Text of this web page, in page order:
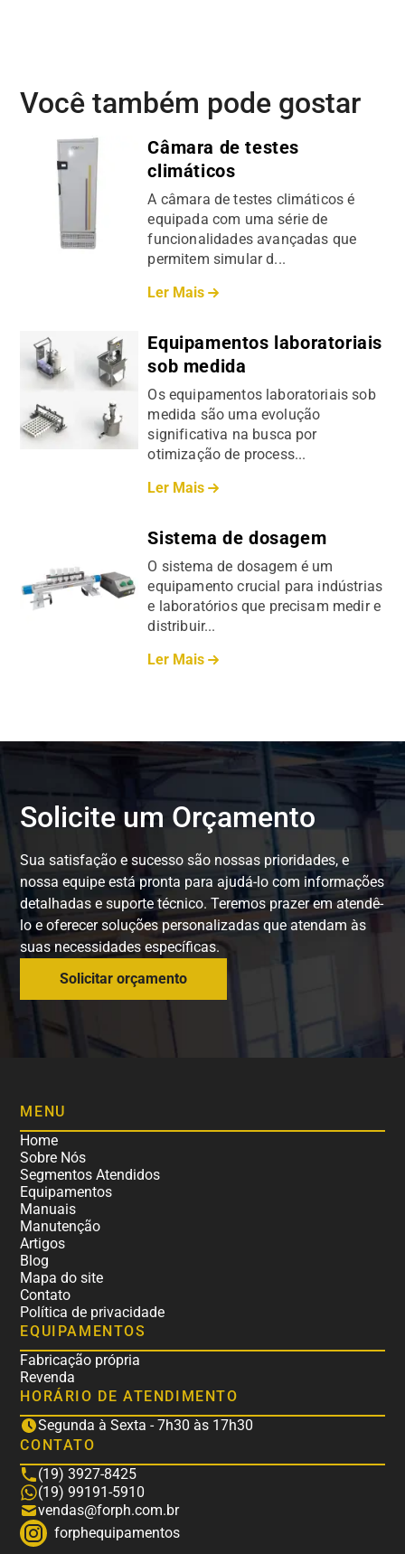
Você também pode gostar
Câmara de testes
climáticos
A câmara de testes climáticos é
equipada com uma série de
funcionalidades avançadas que
permitem simular d...
Ler Mais
Equipamentos laboratoriais
sob medida
Os equipamentos laboratoriais sob
medida são uma evolução
significativa na busca por
otimização de process...
Ler Mais
Sistema de dosagem
O sistema de dosagem é um
equipamento crucial para indústrias
e laboratórios que precisam medir e
distribuir...
Ler Mais
Solicite um Orçamento
Sua satisfação e sucesso são nossas prioridades, e
nossa equipe está pronta para ajudá-lo com informações
detalhadas e suporte técnico. Teremos prazer em atendê-
lo e oferecer soluções personalizadas que atendam às
suas necessidades específicas.
Solicitar orçamento
MENU
Home
Sobre Nós
Segmentos Atendidos
Equipamentos
Manuais
Manutenção
Artigos
Blog
Mapa do site
Contato
Política de privacidade
EQUIPAMENTOS
Fabricação própria
Revenda
HORÁRIO DE ATENDIMENTO
Segunda à Sexta - 7h30 às 17h30
CONTATO
(19) 3927-8425
(19) 99191-5910
vendas@forph.com.br
forphequipamentos